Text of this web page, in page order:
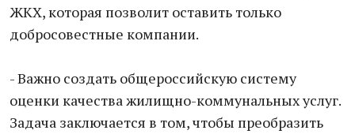
ЖКХ, которая позволит оставить только
добросовестные компании.
- Важно создать общероссийскую систему
оценки качества жилищно-коммунальных услуг.
Задача заключается в том, чтобы преобразить